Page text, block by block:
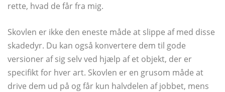
rette, hvad de får fra mig.
Skovlen er ikke den eneste måde at slippe af med disse
skadedyr. Du kan også konvertere dem til gode
versioner af sig selv ved hjælp af et objekt, der er
specifikt for hver art. Skovlen er en grusom måde at
drive dem ud på og får kun halvdelen af ​​jobbet, mens